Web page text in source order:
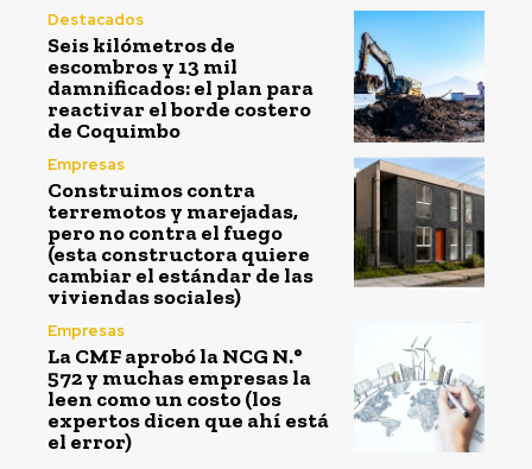
Destacados
Seis kilómetros de
escombros y 13 mil
damnificados: el plan para
reactivar el borde costero
de Coquimbo
Empresas
Construimos contra
terremotos y marejadas,
pero no contra el fuego
(esta constructora quiere
cambiar el estándar de las
viviendas sociales)
Empresas
La CMF aprobó la NCG N.°
572 y muchas empresas la
leen como un costo (los
expertos dicen que ahí está
el error)